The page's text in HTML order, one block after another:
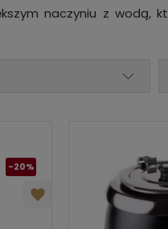
naczyniu z wodą,
-20%